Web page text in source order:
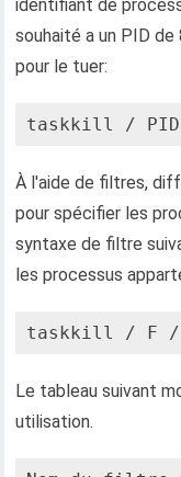
identifiant de
souhaité a un PID
pour le tuer:
taskkill / PID
À l'aide de filtres,
pour spécifier les
syntaxe de filtre
les processus
taskkill / F / FI
Le tableau suivant
utilisation.